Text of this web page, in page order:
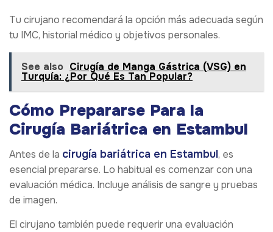
Tu cirujano recomendará la opción más adecuada según
tu IMC, historial médico y objetivos personales.
See also Cirugía de Manga Gástrica (VSG) en
Turquía: ¿Por Qué Es Tan Popular?
Cómo Prepararse Para la
Cirugía Bariátrica en Estambul
Antes de la cirugía bariátrica en Estambul, es
esencial prepararse. Lo habitual es comenzar con una
evaluación médica. Incluye análisis de sangre y pruebas
de imagen.
El cirujano también puede requerir una evaluación